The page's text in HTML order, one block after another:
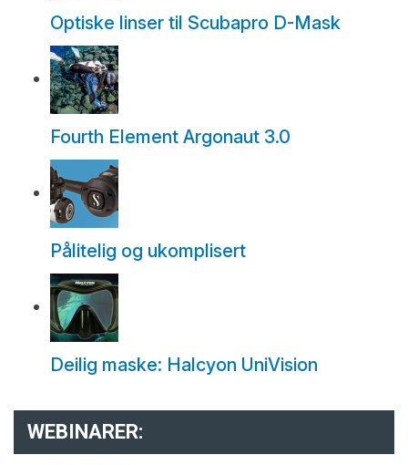
Optiske linser til Scubapro D-Mask
Fourth Element Argonaut 3.0
Pålitelig og ukomplisert
Deilig maske: Halcyon UniVision
WEBINARER: